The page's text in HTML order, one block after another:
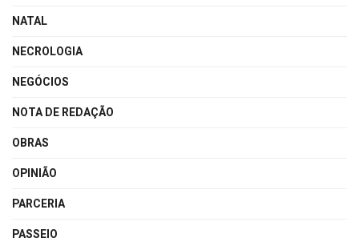
NATAL
NECROLOGIA
NEGÓCIOS
NOTA DE REDAÇÃO
OBRAS
OPINIÃO
PARCERIA
PASSEIO